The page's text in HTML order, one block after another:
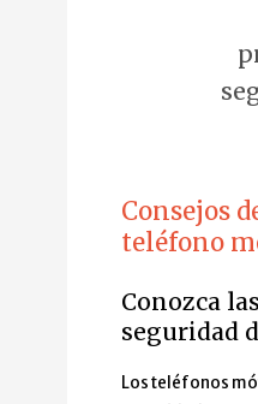
Consejos
teléfono
Conozca
seguridad
Los teléfonos